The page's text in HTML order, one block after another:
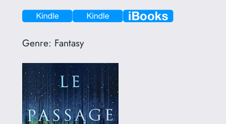
Genre: Fantasy